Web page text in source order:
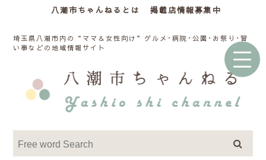
八潮市ちゃんねるとは 掲載店情報募集中
埼玉県八潮市内の“ママ＆女性向け”グルメ･病院･公園･お祭り･習
い事などの地域情報サイト